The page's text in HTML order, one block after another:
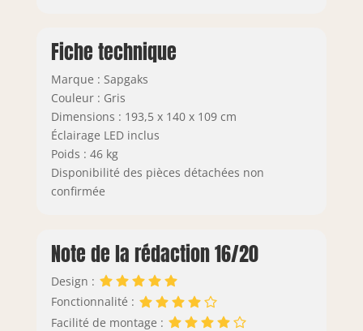
Fiche technique
Marque : Sapgaks
Couleur : Gris
Dimensions : 193,5 x 140 x 109 cm
Éclairage LED inclus
Poids : 46 kg
Disponibilité des pièces détachées non
confirmée
Note de la rédaction 16/20
Design :
Fonctionnalité :
Facilité de montage :